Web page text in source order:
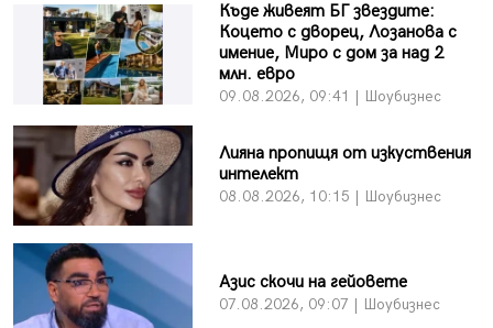
Къде живеят БГ звездите:
Коцето с дворец, Лозанова с
имение, Миро с дом за над 2
млн. евро
09.08.2026, 09:41 | Шоубизнес
Лияна пропищя от изкуствения
интелект
08.08.2026, 10:15 | Шоубизнес
Азис скочи на гейовете
07.08.2026, 09:07 | Шоубизнес